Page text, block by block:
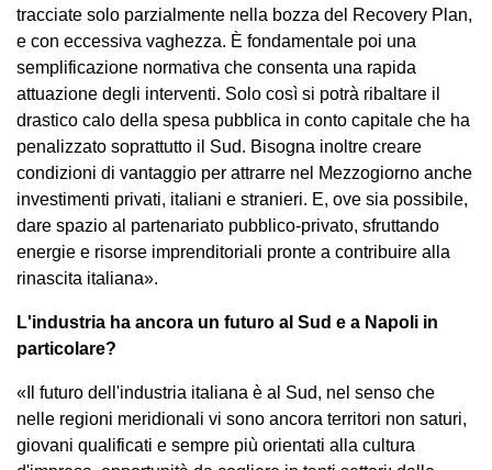
tracciate solo parzialmente nella bozza del Recovery Plan,
e con eccessiva vaghezza. È fondamentale poi una
semplificazione normativa che consenta una rapida
attuazione degli interventi. Solo così si potrà ribaltare il
drastico calo della spesa pubblica in conto capitale che ha
penalizzato soprattutto il Sud. Bisogna inoltre creare
condizioni di vantaggio per attrarre nel Mezzogiorno anche
investimenti privati, italiani e stranieri. E, ove sia possibile,
dare spazio al partenariato pubblico-privato, sfruttando
energie e risorse imprenditoriali pronte a contribuire alla
rinascita italiana».
L'industria ha ancora un futuro al Sud e a Napoli in
particolare?
«Il futuro dell'industria italiana è al Sud, nel senso che
nelle regioni meridionali vi sono ancora territori non saturi,
giovani qualificati e sempre più orientati alla cultura